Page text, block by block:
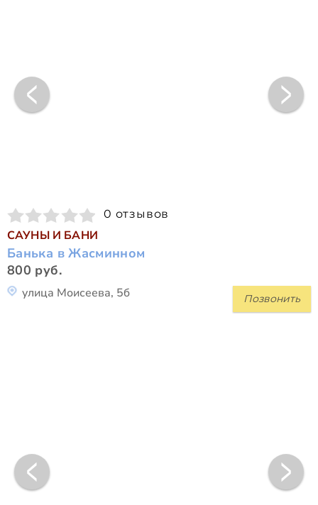
0 отзывов
САУНЫ И БАНИ
Банька в Жасминном
800 руб.
Позвонить
улица Моисеева, 5б